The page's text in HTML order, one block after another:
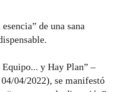
de una sana
y Hay Plan” –
04/2022), se manifestó